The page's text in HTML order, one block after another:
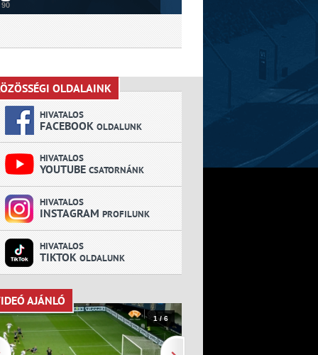
90
OLDALAINK
OLDALAINK
HIVATALOS
FACEBOOK OLDALUNK
HIVATALOS
YOUTUBE CSATORNÁNK
HIVATALOS
INSTAGRAM PROFILUNK
HIVATALOS
TIKTOK OLDALUNK
AJÁNLÓ
AJÁNLÓ
1 / 6